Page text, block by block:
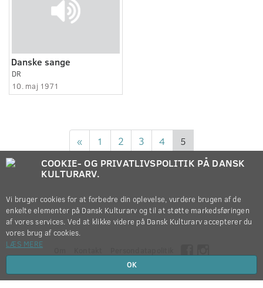
Danske sange
DR
10. maj 1971
« 1 2 3 4 5
Copyright © 2012-2026
COOKIE- OG PRIVATLIVSPOLITIK PÅ DANSK
KULTURARV.
Vi bruger cookies for at forbedre din oplevelse, vurdere brugen af de
enkelte elementer på Dansk Kulturarv og til at støtte markedsføringen
af vores services. Ved at klikke videre på Dansk Kulturarv accepterer du
vores brug af cookies.
LÆS MERE
OK